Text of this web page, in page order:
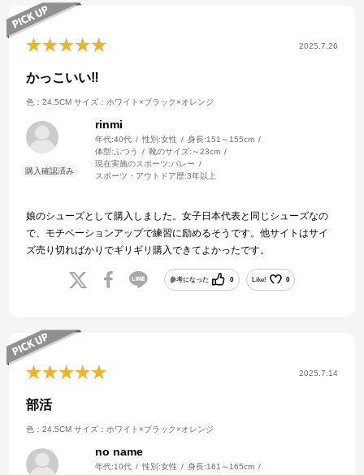
2025.7.26
かっこいい‼︎
色：24.5CM サイズ：ホワイト×ブラック×オレンジ
rinmi
年代:40代 性別:女性 身長:151～155cm
体型:ふつう 靴のサイズ: ～23cm
現在実施のスポーツ:バレー
スポーツ・アウトドア歴:3年以上
娘のシューズとして購入しました。女子日本代表と同じシューズなの
で、モチベーションアップで練習に励めるそうです。他サイトはサイ
ズ売り切ればかりでギリギリ購入できてよかったです。
参考になった 0 Like! 0
2025.7.14
部活
色：24.5CM サイズ：ホワイト×ブラック×オレンジ
no name
年代:10代 性別:女性 身長:161～165cm